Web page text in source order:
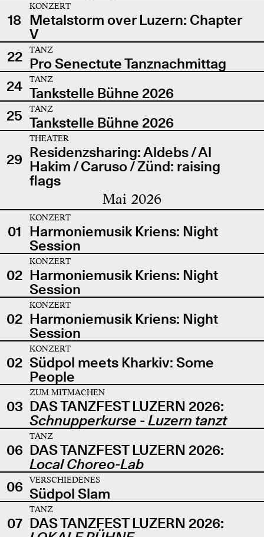
18
KONZERT
Metalstorm over Luzern: Chapter
V
22
TANZ
Pro Senectute Tanznachmittag
24
TANZ
Tankstelle Bühne 2026
25
TANZ
Tankstelle Bühne 2026
29
THEATER
Residenzsharing: Aldebs / Al
Hakim / Caruso / Zünd: raising
flags
Mai 2026
01
KONZERT
Harmoniemusik Kriens: Night
Session
02
KONZERT
Harmoniemusik Kriens: Night
Session
02
KONZERT
Harmoniemusik Kriens: Night
Session
02
KONZERT
Südpol meets Kharkiv: Some
People
03
ZUM MITMACHEN
DAS TANZFEST LUZERN 2026:
Schnupperkurse - Luzern tanzt
06
TANZ
DAS TANZFEST LUZERN 2026:
Local Choreo-Lab
06
VERSCHIEDENES
Südpol Slam
07
TANZ
DAS TANZFEST LUZERN 2026: